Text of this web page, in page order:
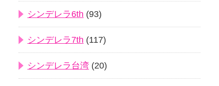
シンデレラ6th (93)
シンデレラ7th (117)
シンデレラ台湾 (20)